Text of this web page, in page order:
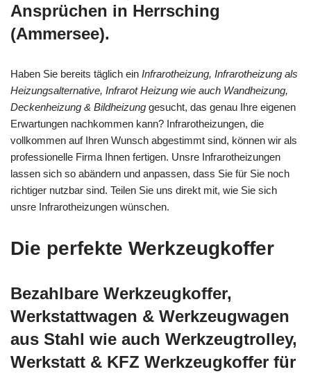
Ansprüchen in Herrsching
(Ammersee).
Haben Sie bereits täglich ein Infrarotheizung, Infrarotheizung als
Heizungsalternative, Infrarot Heizung wie auch Wandheizung,
Deckenheizung & Bildheizung gesucht, das genau Ihre eigenen
Erwartungen nachkommen kann? Infrarotheizungen, die
vollkommen auf Ihren Wunsch abgestimmt sind, können wir als
professionelle Firma Ihnen fertigen. Unsre Infrarotheizungen
lassen sich so abändern und anpassen, dass Sie für Sie noch
richtiger nutzbar sind. Teilen Sie uns direkt mit, wie Sie sich
unsre Infrarotheizungen wünschen.
Die perfekte Werkzeugkoffer
Bezahlbare Werkzeugkoffer,
Werkstattwagen & Werkzeugwagen
aus Stahl wie auch Werkzeugtrolley,
Werkstatt & KFZ Werkzeugkoffer für